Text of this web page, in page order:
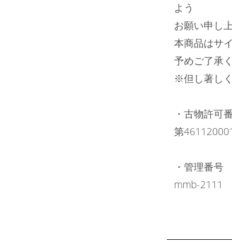
よう
お願い申し
本商品はサ
予めご了承
※但し著し
・古物許可
第
・管理番号
mmb-2111